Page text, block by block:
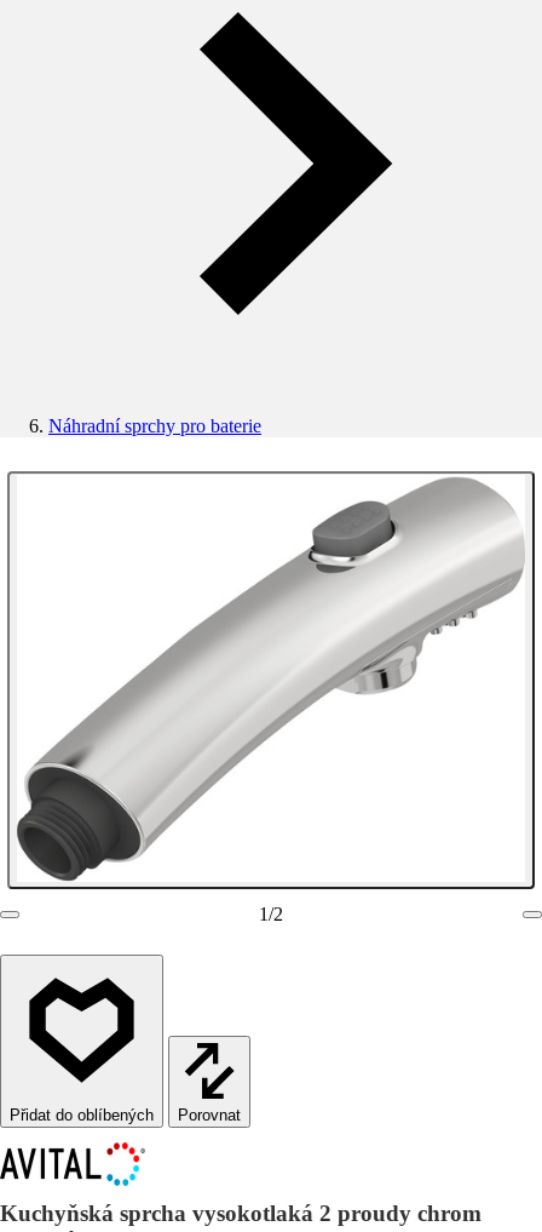
Náhradní sprchy pro baterie
1/2
Porovnat
Kuchyňská sprcha vysokotlaká 2 proudy chrom